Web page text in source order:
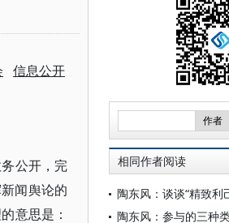
信息公开
公开，完
闻舆论的
意思是：
相同作者阅读
陶东风：参与的三种